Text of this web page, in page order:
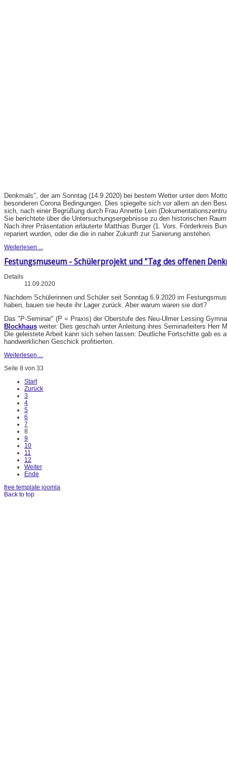
Denkmals", der am Sonntag (14.9.2020) bei bestem Wetter unter dem
besonderen Corona Bedingungen. Dies spiegelte sich vor allem an den
sich, nach einer Begrüßung durch Frau Annette Lein
Sie berichtete über die Untersuchungsergebnisse zu den historischen
Nach ihrer Präsentation erläuterte Matthias Burger (1. Vors. Förderkreis
repariert wurden, oder die die in naher Zukunft zur Sanierung anstehen.
Weiterlesen ...
Festungsmuseum - Schülerprojekt und "Tag des offenen
Details
11.09.2020
Nachdem Schülerinnen und Schüler seit Sonntag 6.9.2020 im
haben, bauen sie heute ihr Lager zurück. Aber warum waren sie dort?
Das "P-Seminar" (P = Praxis) der Oberstufe des Neu-Ulmer Lessing
Blockhaus weiter. Dies geschah unter Anleitung ihres Seminarleiters Herr
Die geleistete Arbeit kann sich sehen lassen: Deutliche Fortschitte gab es
handwerklichen Geschick profitierten.
Weiterlesen ...
Seite 8 von 33
Start
Zurück
3
4
5
6
7
8
9
10
11
12
Weiter
Ende
free template joomla
Back to top